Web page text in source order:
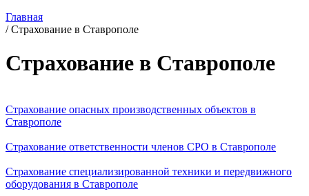
Главная
/Страхование в Ставрополе
Страхование в Ставрополе
Страхование опасных производственных объектов в
Ставрополе
Страхование ответственности членов СРО в Ставрополе
Страхование специализированной техники и передвижного
оборудования в Ставрополе